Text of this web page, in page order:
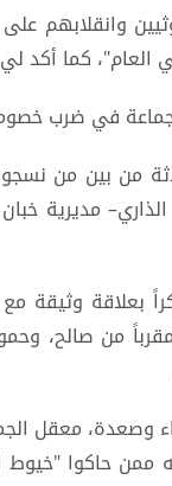
وانقلابهم
العام"، كما أكد
في ضرب
من بين من
مديرية
بعلاقة وثيقة
من صالح،
وصعدة، معقل
حاكوا "خيوط